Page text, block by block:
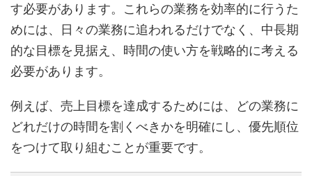
す必要があります。これらの業務を効率的に行うた
めには、日々の業務に追われるだけでなく、中長期
的な目標を見据え、時間の使い方を戦略的に考える
必要があります。
例えば、売上目標を達成するためには、どの業務に
どれだけの時間を割くべきかを明確にし、優先順位
をつけて取り組むことが重要です。